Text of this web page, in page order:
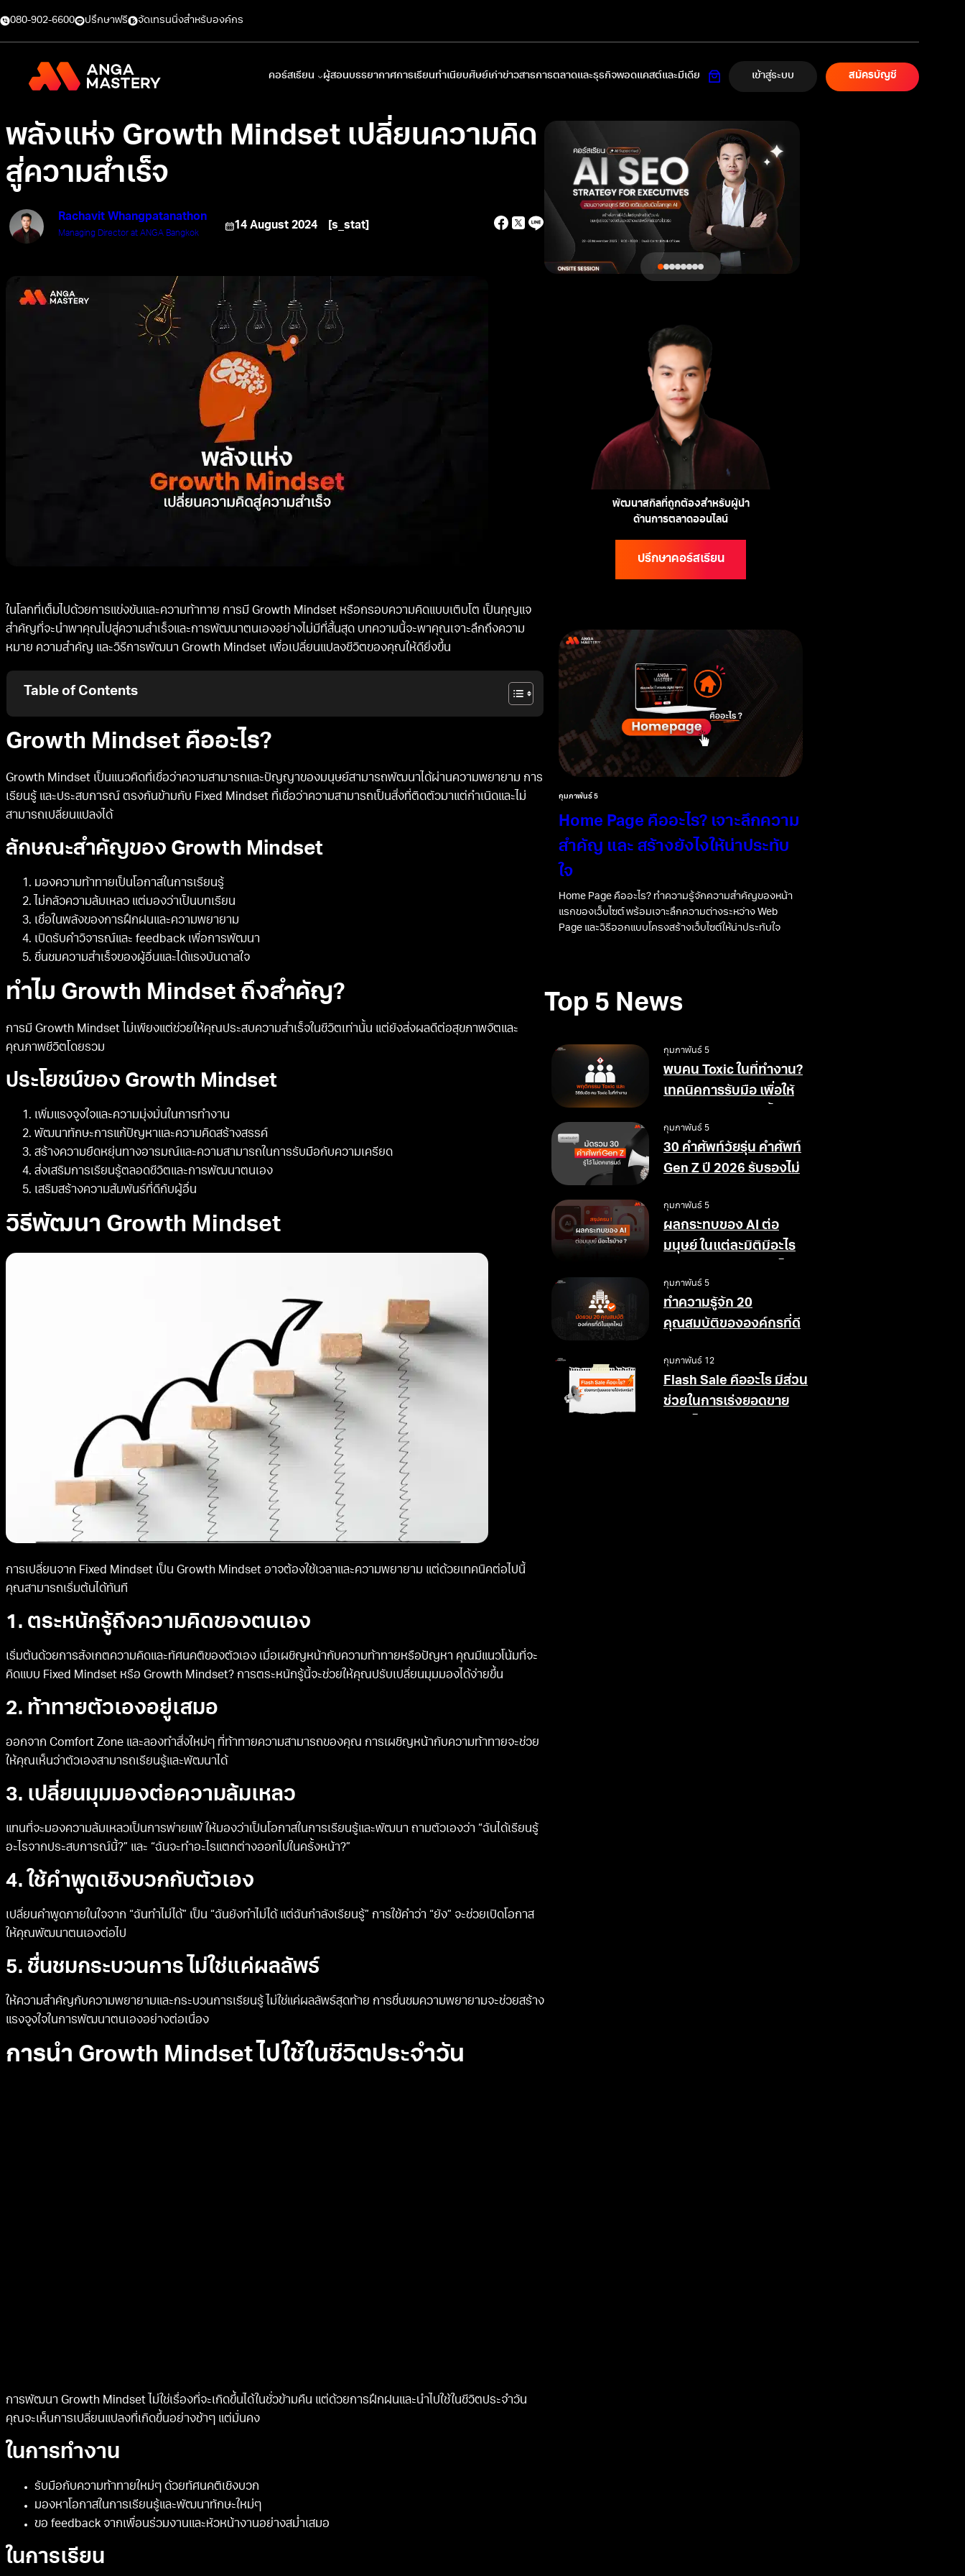
080-902-6600 ปรึกษาฟรี จัดเทรนนิ่งสำหรับองค์กร
คอร์สเรียน ผู้สอนบรรยากาศการเรียนทำเนียบศิษย์เก่าข่าวสารการตลาดและธุรกิจพอดแคสต์และมีเดีย เข้าสู่ระบบ สมัครบัญชี
พลังแห่ง Growth Mindset เปลี่ยนความคิด
สู่ความสำเร็จ
Rachavit Whangpatanathon
Managing Director at ANGA Bangkok
14 August 2024 [s_stat]
ในโลกที่เต็มไปด้วยการแข่งขันและความท้าทาย การมี Growth Mindset หรือกรอบความคิดแบบเติบโต เป็นกุญแจ
สำคัญที่จะนำพาคุณไปสู่ความสำเร็จและการพัฒนาตนเองอย่างไม่มีที่สิ้นสุด บทความนี้จะพาคุณเจาะลึกถึงความ
หมาย ความสำคัญ และวิธีการพัฒนา Growth Mindset เพื่อเปลี่ยนแปลงชีวิตของคุณให้ดียิ่งขึ้น
Table of Contents
Growth Mindset คืออะไร?
Growth Mindset เป็นแนวคิดที่เชื่อว่าความสามารถและปัญญาของมนุษย์สามารถพัฒนาได้ผ่านความพยายาม การ
เรียนรู้ และประสบการณ์ ตรงกันข้ามกับ Fixed Mindset ที่เชื่อว่าความสามารถเป็นสิ่งที่ติดตัวมาแต่กำเนิดและไม่
สามารถเปลี่ยนแปลงได้
ลักษณะสำคัญของ Growth Mindset
มองความท้าทายเป็นโอกาสในการเรียนรู้
ไม่กลัวความล้มเหลว แต่มองว่าเป็นบทเรียน
เชื่อในพลังของการฝึกฝนและความพยายาม
เปิดรับคำวิจารณ์และ feedback เพื่อการพัฒนา
ชื่นชมความสำเร็จของผู้อื่นและได้แรงบันดาลใจ
ทำไม Growth Mindset ถึงสำคัญ?
การมี Growth Mindset ไม่เพียงแต่ช่วยให้คุณประสบความสำเร็จในชีวิตเท่านั้น แต่ยังส่งผลดีต่อสุขภาพจิตและ
คุณภาพชีวิตโดยรวม
ประโยชน์ของ Growth Mindset
เพิ่มแรงจูงใจและความมุ่งมั่นในการทำงาน
พัฒนาทักษะการแก้ปัญหาและความคิดสร้างสรรค์
สร้างความยืดหยุ่นทางอารมณ์และความสามารถในการรับมือกับความเครียด
ส่งเสริมการเรียนรู้ตลอดชีวิตและการพัฒนาตนเอง
เสริมสร้างความสัมพันธ์ที่ดีกับผู้อื่น
วิธีพัฒนา Growth Mindset
การเปลี่ยนจาก Fixed Mindset เป็น Growth Mindset อาจต้องใช้เวลาและความพยายาม แต่ด้วยเทคนิคต่อไปนี้
คุณสามารถเริ่มต้นได้ทันที
1. ตระหนักรู้ถึงความคิดของตนเอง
เริ่มต้นด้วยการสังเกตความคิดและทัศนคติของตัวเอง เมื่อเผชิญหน้ากับความท้าทายหรือปัญหา คุณมีแนวโน้มที่จะ
คิดแบบ Fixed Mindset หรือ Growth Mindset? การตระหนักรู้นี้จะช่วยให้คุณปรับเปลี่ยนมุมมองได้ง่ายขึ้น
2. ท้าทายตัวเองอยู่เสมอ
ออกจาก Comfort Zone และลองทำสิ่งใหม่ๆ ที่ท้าทายความสามารถของคุณ การเผชิญหน้ากับความท้าทายจะช่วย
ให้คุณเห็นว่าตัวเองสามารถเรียนรู้และพัฒนาได้
3. เปลี่ยนมุมมองต่อความล้มเหลว
แทนที่จะมองความล้มเหลวเป็นการพ่ายแพ้ ให้มองว่าเป็นโอกาสในการเรียนรู้และพัฒนา ถามตัวเองว่า “ฉันได้เรียนรู้
อะไรจากประสบการณ์นี้?” และ “ฉันจะทำอะไรแตกต่างออกไปในครั้งหน้า?”
4. ใช้คำพูดเชิงบวกกับตัวเอง
เปลี่ยนคำพูดภายในใจจาก “ฉันทำไม่ได้” เป็น “ฉันยังทำไม่ได้ แต่ฉันกำลังเรียนรู้” การใช้คำว่า “ยัง” จะช่วยเปิดโอกาส
ให้คุณพัฒนาตนเองต่อไป
5. ชื่นชมกระบวนการ ไม่ใช่แค่ผลลัพธ์
ให้ความสำคัญกับความพยายามและกระบวนการเรียนรู้ ไม่ใช่แค่ผลลัพธ์สุดท้าย การชื่นชมความพยายามจะช่วยสร้าง
แรงจูงใจในการพัฒนาตนเองอย่างต่อเนื่อง
การนำ Growth Mindset ไปใช้ในชีวิตประจำวัน
การพัฒนา Growth Mindset ไม่ใช่เรื่องที่จะเกิดขึ้นได้ในชั่วข้ามคืน แต่ด้วยการฝึกฝนและนำไปใช้ในชีวิตประจำวัน
คุณจะเห็นการเปลี่ยนแปลงที่เกิดขึ้นอย่างช้าๆ แต่มั่นคง
ในการทำงาน
รับมือกับความท้าทายใหม่ๆ ด้วยทัศนคติเชิงบวก
มองหาโอกาสในการเรียนรู้และพัฒนาทักษะใหม่ๆ
ขอ feedback จากเพื่อนร่วมงานและหัวหน้างานอย่างสม่ำเสมอ
ในการเรียน
พัฒนาสกิลที่ถูกต้องสำหรับผู้นำ
ด้านการตลาดออนไลน์
ปรึกษาคอร์สเรียน
กุมภาพันธ์ 5
Home Page คืออะไร? เจาะลึกความ
สำคัญ และ สร้างยังไงให้น่าประทับ
ใจ
Home Page คืออะไร? ทำความรู้จักความสำคัญของหน้า
แรกของเว็บไซต์ พร้อมเจาะลึกความต่างระหว่าง Web
Page และวิธีออกแบบโครงสร้างเว็บไซต์ให้น่าประทับใจ
Top 5 News
กุมภาพันธ์ 5
พบคน Toxic ในที่ทำงาน?
เทคนิคการรับมือ เพื่อให้
กุมภาพันธ์ 5
30 คำศัพท์วัยรุ่น คำศัพท์
Gen Z ปี 2026 รับรองไม่
กุมภาพันธ์ 5
ผลกระทบของ AI ต่อ
มนุษย์ ในแต่ละมิติมีอะไร
กุมภาพันธ์ 5
ทำความรู้จัก 20
คุณสมบัติขององค์กรที่ดี
กุมภาพันธ์ 12
Flash Sale คืออะไร มีส่วน
ช่วยในการเร่งยอดขาย